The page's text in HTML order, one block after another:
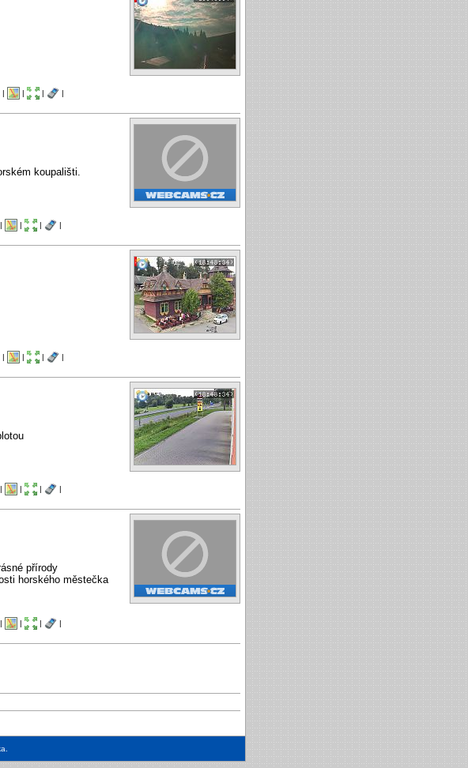
| | | |
koupališti.
| | | |
| | | |
| | | |
přírody
horského městečka
| | | |